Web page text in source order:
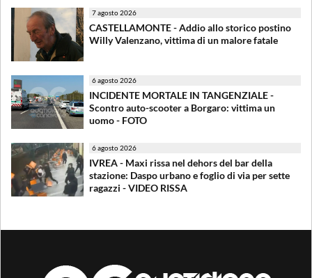
7 agosto 2026
CASTELLAMONTE - Addio allo storico postino
Willy Valenzano, vittima di un malore fatale
6 agosto 2026
INCIDENTE MORTALE IN TANGENZIALE -
Scontro auto-scooter a Borgaro: vittima un
uomo - FOTO
6 agosto 2026
IVREA - Maxi rissa nel dehors del bar della
stazione: Daspo urbano e foglio di via per sette
ragazzi - VIDEO RISSA